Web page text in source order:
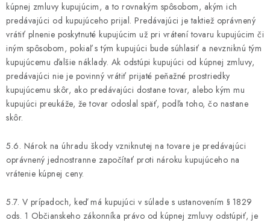
kúpnej zmluvy kupujúcim, a to rovnakým spôsobom, akým ich
predávajúci od kupujúceho prijal. Predávajúci je taktiež oprávnený
vrátiť plnenie poskytnuté kupujúcim už pri vrátení tovaru kupujúcim či
iným spôsobom, pokiaľ s tým kupujúci bude súhlasiť a nevzniknú tým
kupujúcemu ďalšie náklady. Ak odstúpi kupujúci od kúpnej zmluvy,
predávajúci nie je povinný vrátiť prijaté peňažné prostriedky
kupujúcemu skôr, ako predávajúci dostane tovar, alebo kým mu
kupujúci preukáže, že tovar odoslal späť, podľa toho, čo nastane
skôr.
5.6. Nárok na úhradu škody vzniknutej na tovare je predávajúci
oprávnený jednostranne započítať proti nároku kupujúceho na
vrátenie kúpnej ceny.
5.7. V prípadoch, keď má kupujúci v súlade s ustanovením § 1829
ods. 1 Občianskeho zákonníka právo od kúpnej zmluvy odstúpiť, je